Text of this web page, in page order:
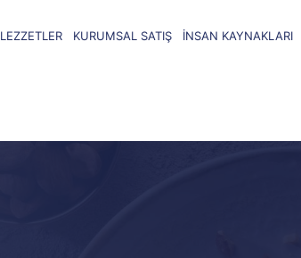
LEZZETLER KURUMSAL SATIŞ İNSAN KAYNAKLARI